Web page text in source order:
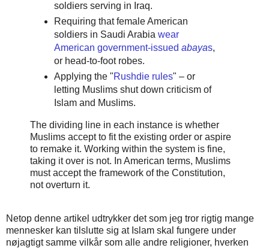
soldiers serving in Iraq.
Requiring that female American
soldiers in Saudi Arabia wear
American government-issued abayas,
or head-to-foot robes.
Applying the "Rushdie rules" – or
letting Muslims shut down criticism of
Islam and Muslims.
The dividing line in each instance is whether
Muslims accept to fit the existing order or aspire
to remake it. Working within the system is fine,
taking it over is not. In American terms, Muslims
must accept the framework of the Constitution,
not overturn it.
Netop denne artikel udtrykker det som jeg tror rigtig mange
mennesker kan tilslutte sig at Islam skal fungere under
nøjagtigt samme vilkår som alle andre religioner, hverken